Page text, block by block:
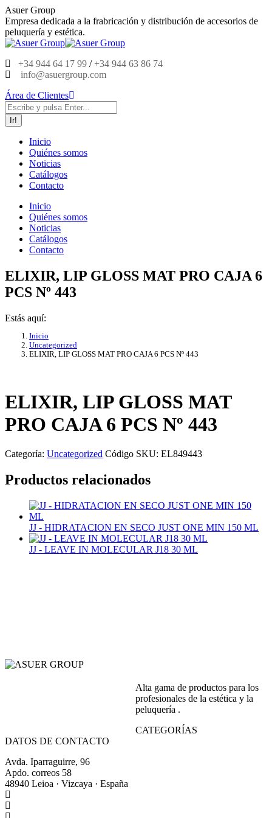
Saltar
al
contenido
Asuer Group
Empresa dedicada a la frabricación y distribución de accesorios de
peluquería y estética.
+34 944 64 17 99 /+34 944 63 86 74
info@asuergroup.com
Área de Clientes
Buscar:
Inicio
Quiénes somos
Noticias
Catálogos
Contacto
Inicio
Quiénes somos
Noticias
Catálogos
Contacto
ELIXIR, LIP GLOSS MAT PRO CAJA 6
PCS Nº 443
Estás aquí:
Inicio
Uncategorized
ELIXIR, LIP GLOSS MAT PRO CAJA 6 PCS Nº 443
ELIXIR, LIP GLOSS MAT
PRO CAJA 6 PCS Nº 443
Categoría: Uncategorized Código SKU: EL849443
Productos relacionados
JJ - HIDRATACION EN SECO JUST ONE MIN 150 ML
JJ - LEAVE IN MOLECULAR J18 30 ML
Alta gama de productos para los
profesionales de la estética y la
peluquería .
CATEGORÍAS
DATOS DE CONTACTO
Avda. Iparraguirre, 96
Apdo. correos 58
48940 Leioa · Vizcaya · España